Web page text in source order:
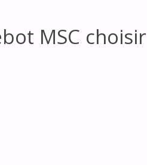
MSC choisir